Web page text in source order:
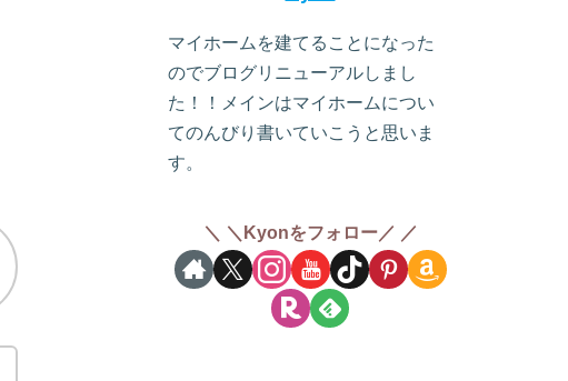
マイホームを建てることになった
のでブログリニューアルしまし
た！！メインはマイホームについ
てのんびり書いていこうと思いま
す。
＼Kyonをフォロー／